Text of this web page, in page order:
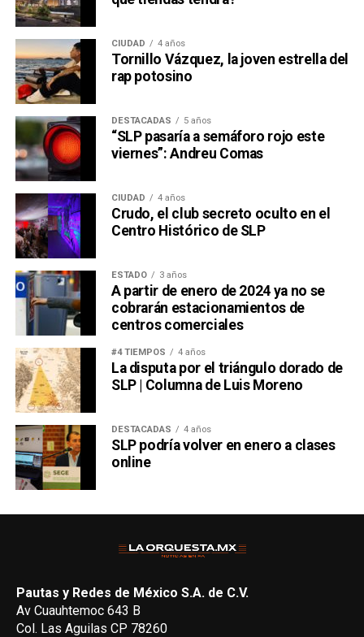
CIUDAD 4 años
Tornillo Vázquez, la joven estrella del
rap potosino
DESTACADAS 5 años
“SLP pasaría a semáforo rojo este
viernes”: Andreu Comas
CIUDAD 4 años
Crudo, el club secreto oculto en el
Centro Histórico de SLP
ESTADO 3 años
A partir de enero de 2024 ya no se
cobrarán estacionamientos de
centros comerciales
#4 TIEMPOS 4 años
La disputa por el triángulo dorado de
SLP | Columna de Luis Moreno
DESTACADAS 4 años
SLP podría volver en enero a clases
online
Pautas y Redes de México S.A. de C.V.
Av Cuauhtemoc 643 B
Col. Las Aguilas CP 78260